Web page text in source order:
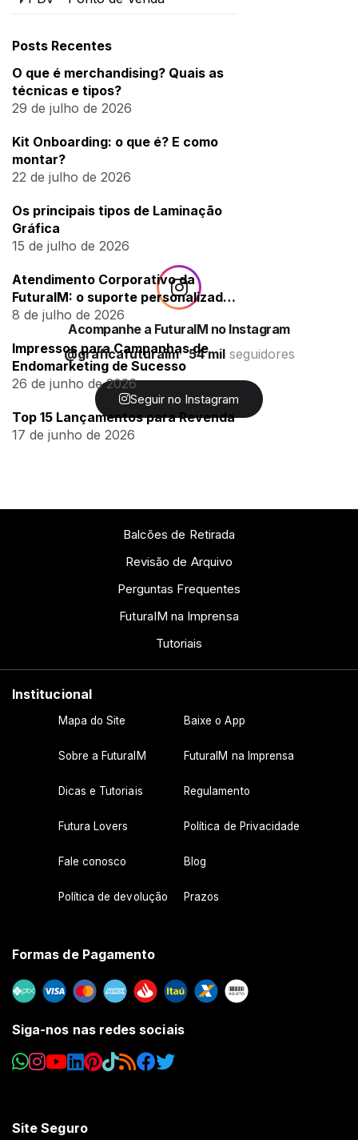
Posts Recentes
O que é merchandising? Quais as
técnicas e tipos?
29 de julho de 2026
Kit Onboarding: o que é? E como
montar?
22 de julho de 2026
Os principais tipos de Laminação
Gráfica
15 de julho de 2026
Atendimento Corporativo da
FuturaIM: o suporte personalizado
para empresas
8 de julho de 2026
Impressos para Campanhas de
Endomarketing de Sucesso
26 de junho de 2026
Top 15 Lançamentos para Revenda
17 de junho de 2026
Acompanhe a FuturaIM no Instagram
@graficafuturaim 54 milseguidores
Seguir no Instagram
Balcões de Retirada
Revisão de Arquivo
Perguntas Frequentes
FuturaIM na Imprensa
Tutoriais
Institucional
Mapa do Site Baixe o App
Sobre a FuturaIM FuturaIM na Imprensa
Dicas e Tutoriais Regulamento
Futura Lovers Política de Privacidade
Fale conosco Blog
Política de devolução Prazos
Formas de Pagamento
Siga-nos nas redes sociais
Site Seguro